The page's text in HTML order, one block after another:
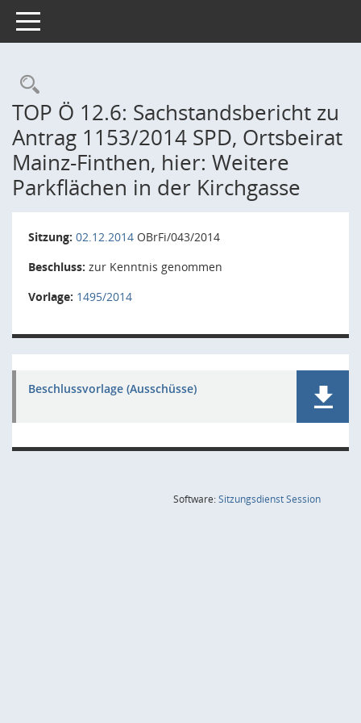
Toggle navigation
Rechercheauswahl
TOP Ö 12.6: Sachstandsbericht zu
Antrag 1153/2014 SPD, Ortsbeirat
Mainz-Finthen, hier: Weitere
Parkflächen in der Kirchgasse
Sitzung: 02.12.2014 OBrFi/043/2014
Beschluss: zur Kenntnis genommen
Vorlage: 1495/2014
Beschlussvorlage (Ausschüsse)
Software:SitzungsdienstSession(Wird in